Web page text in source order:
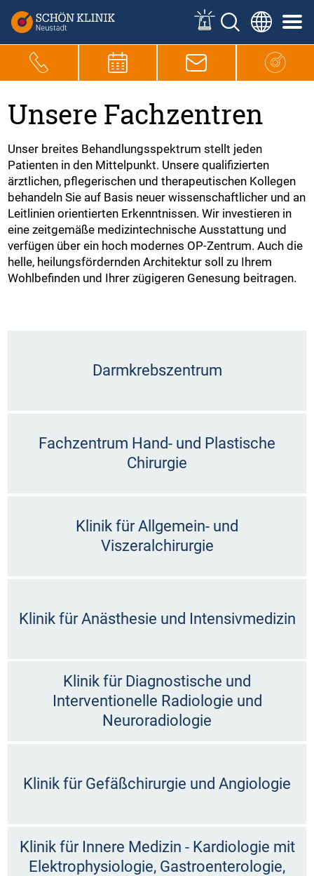
Unsere Fachzentren
Unser breites Behandlungsspektrum stellt jeden
Patienten in den Mittelpunkt. Unsere qualifizierten
ärztlichen, pflegerischen und therapeutischen Kollegen
behandeln Sie auf Basis neuer wissenschaftlicher und an
Leitlinien orientierten Erkenntnissen. Wir investieren in
eine zeitgemäße medizintechnische Ausstattung und
verfügen über ein hoch modernes OP-Zentrum. Auch die
helle, heilungsfördernden Architektur soll zu Ihrem
Wohlbefinden und Ihrer zügigeren Genesung beitragen.
Darmkrebszentrum
Fachzentrum Hand- und Plastische
Chirurgie
Klinik für Allgemein- und
Viszeralchirurgie
Klinik für Anästhesie und Intensivmedizin
Klinik für Diagnostische und
Interventionelle Radiologie und
Neuroradiologie
Klinik für Gefäßchirurgie und Angiologie
Klinik für Innere Medizin - Kardiologie mit
Elektrophysiologie, Gastroenterologie,